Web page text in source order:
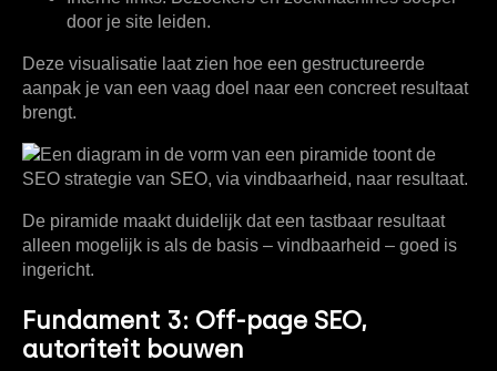
door je site leiden.
Deze visualisatie laat zien hoe een gestructureerde
aanpak je van een vaag doel naar een concreet resultaat
brengt.
De piramide maakt duidelijk dat een tastbaar resultaat
alleen mogelijk is als de basis – vindbaarheid – goed is
ingericht.
Fundament 3: Off-page SEO,
autoriteit bouwen